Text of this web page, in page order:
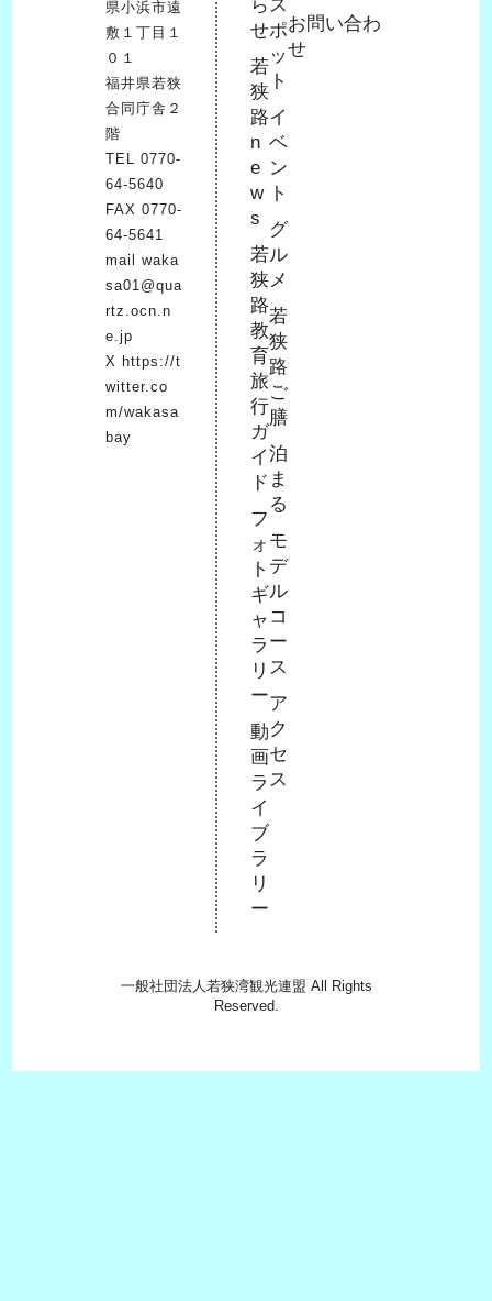
配布することはできません。
（4）掲載されている画像データおよび文字情
報について、その著作権、使用を許諾する権
利は、一般社団法人若狭湾観光連盟にありま
す。本規約に違反された場合、一般社団法人
若狭湾観光連盟はいつでも使用を差し止める
ことができるものとします。
（5）一般社団法人若狭湾観光連盟は、本サイ
トで提供する画像データを使用すること、ま
たはダウンロードすることによるいかなるト
ラブルに関しても保証やサポートは行いませ
県小浜市遠
敷１丁目１
０１
福井県若狭
合同庁舎２
階
TEL0770-
64-5640
FAX 0770-
64-5641
mailwaka
sa01@qua
rtz.ocn.n
e.jp
X https://t
witter.co
m/wakasa
bay
ら
せ
若
狭
路
n
e
w
s
若
狭
路
教
育
旅
行
ガ
イ
ド
フ
ォ
ト
ギ
ャ
ラ
リ
ー
動
画
ラ
イ
ブ
ラ
リ
ー
ス
ポ
ッ
ト
イ
ベ
ン
ト
グ
ル
メ
若
狭
路
ご
膳
泊
ま
る
モ
デ
ル
コ
ー
ス
ア
ク
セ
ス
お問い合わ
せ
一般社団法人若狭湾観光連盟 All Rights
Reserved.